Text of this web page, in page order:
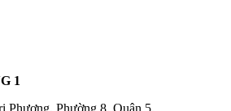
1
Phương, Phường 8, Quận 5.